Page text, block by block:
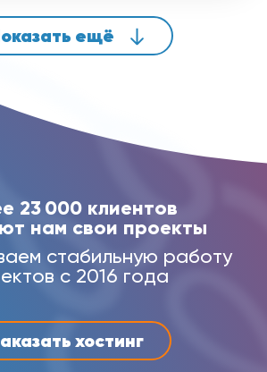
ещё
хостинг
23 000 клиентов
нам свои проекты
стабильную работу
с 2016 года